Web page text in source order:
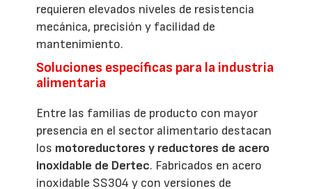
requieren elevados niveles de resistencia
mecánica, precisión y facilidad de
mantenimiento.
Soluciones específicas para la industria
alimentaria
Entre las familias de producto con mayor
presencia en el sector alimentario destacan
los motoreductores y reductores de acero
inoxidable de Dertec. Fabricados en acero
inoxidable SS304 y con versiones de